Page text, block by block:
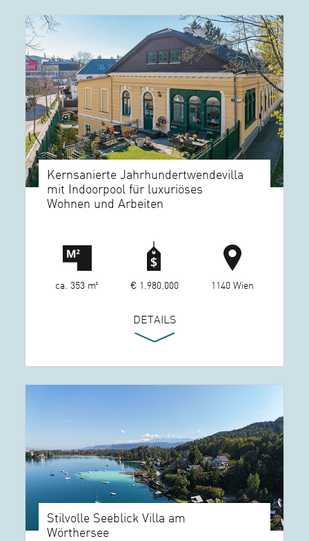
Kernsanierte Jahrhundertwendevilla
mit Indoorpool für luxuriöses
Wohnen und Arbeiten
ca. 353 m² € 1.980.000 1140 Wien
DETAILS
Stilvolle Seeblick Villa am
Wörthersee